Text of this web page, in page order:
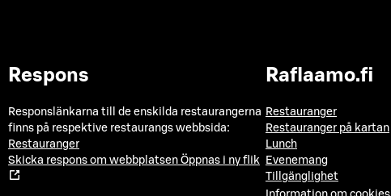
Respons
Responslänkarna till de enskilda restaurangerna
finns på respektive restaurangs webbsida:
Restauranger
Skicka respons om webbplatsen Öppnas i ny flik
Raflaamo.fi
Restauranger
Restauranger på kartan
Lunch
Evenemang
Tillgänglighet